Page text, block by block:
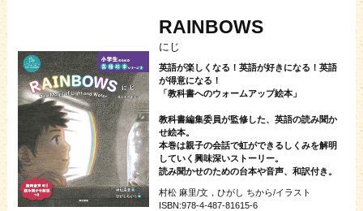
2~3 絵本2～3ページ
4~5 絵本4～5ページ
6~7 絵本6～7ページ
8~9 絵本8～9ページ
10~11 絵本10～11ページ
トラックタイトル
解説編LET'S TALK! 全編通し
5 解説編5ページLET'S TALK!
5 解説編5ページREADING TIPS
6 解説編6ページLET'S TALK!
6 解説編6ページREADING TIPS
6 解説編6ページ単語
RAINBOWS
にじ
英語が楽しくなる！英語が好きになる！英語
が得意になる！
「教科書へのウォームアップ絵本」
教科書編集委員が監修した、英語の読み聞か
せ絵本。
本巻は親子の会話で虹ができるしくみを解明
していく興味深いストーリー。
読み聞かせのための台本や音声、和訳付き。
村松 麻里/文，ひがし ちから/イラスト
ISBN:978-4-487-81615-6